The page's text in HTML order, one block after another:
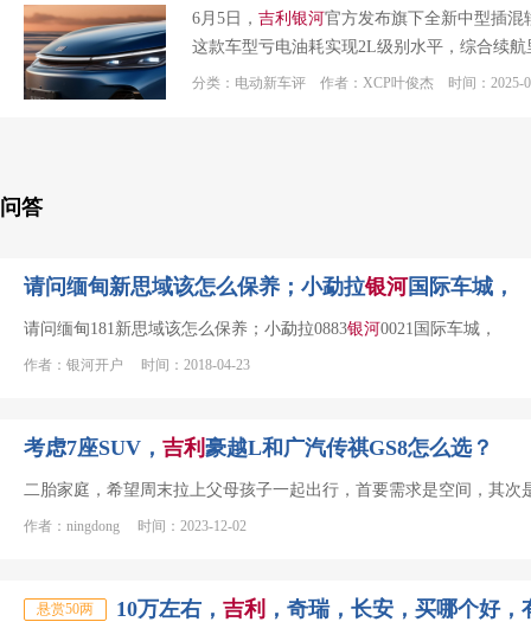
6月5日， 吉利 银河官方发布旗下全新中型插
这款车型亏电油耗实现2L级别水平，综合续航
分类：电动新车评 作者：XCP叶俊杰 时间：2025-
问答
请问缅甸新思域该怎么保养；小勐拉银河国际车城，
请问缅甸181新思域该怎么保养；小勐拉0883银河0021国际车城，
作者：银河开户 时间：2018-04-23
考虑7座SUV， 吉利 豪越L和广汽传祺GS8怎么选？
二胎家庭，希望周末拉上父母孩子一起出行，首要需求是空间，其
作者：ningdong 时间：2023-12-02
悬赏50两 10万左右， 吉利 ，奇瑞，长安，买哪个好